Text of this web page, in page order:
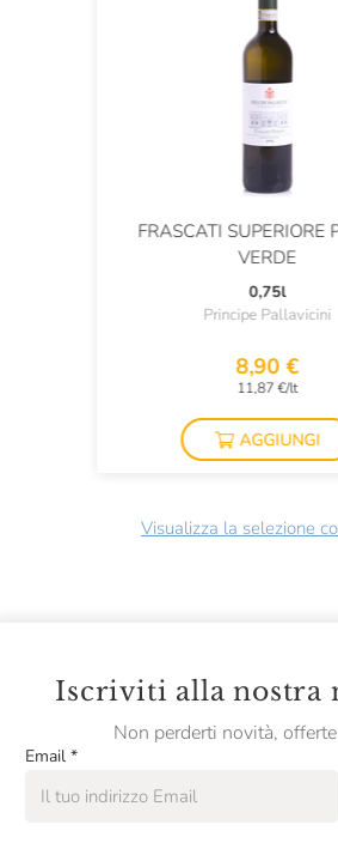
FRASCATI SUPERIORE
VERDE
0,75l
Principe Pallavicini
8,90 €
11,87 €/lt
AGGIUNGI
Visualizza la selezione
Iscriviti alla nostra
Non perderti novità,
Email *